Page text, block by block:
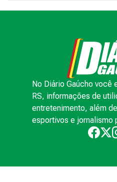
No Diário Gaúcho você
RS, informações de
entretenimento, além
esportivos e jornalismo